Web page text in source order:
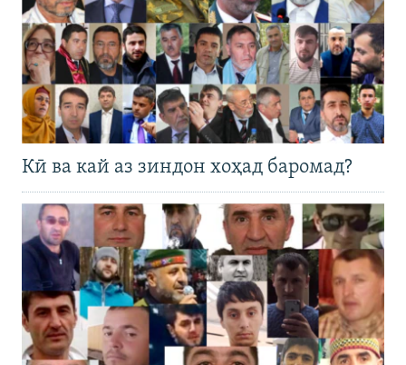
Кӣ ва кай аз зиндон хоҳад баромад?